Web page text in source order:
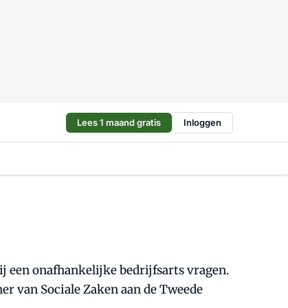
Lees 1 maand gratis Inloggen
een onafhankelijke bedrijfsarts vragen.
Sociale Zaken aan de Tweede